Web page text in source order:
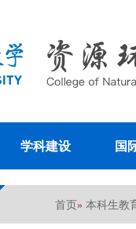
学科建设 国
首页» 本科生教